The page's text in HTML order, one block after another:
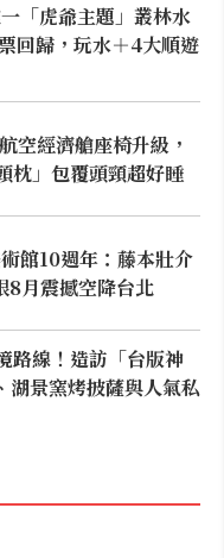
「虎爺主題」叢林水
回歸，玩水＋4大順遊
空經濟艙座椅升級，
」包覆頭頸超好睡
館10週年：藤本壯介
8月震撼空降台北
路線！造訪「台版神
湖景窯烤披薩與人氣私